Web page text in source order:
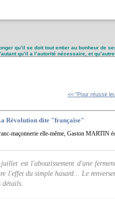
qu’il se doit tout entier au bonheur de
qu’il a l’autorité nécessaire, et
<< "Pour réussir
Révolution dite "française"
maçonnerie elle-même, Gaston MARTIN
est l'aboutissement d'une
l'effet du simple hasard... Le
détails.